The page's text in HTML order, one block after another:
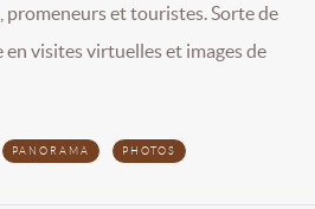
promeneurs et touristes. Sorte de
en visites virtuelles et images de
PANORAMA PHOTOS